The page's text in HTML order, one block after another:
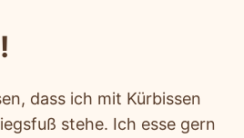
dass ich mit Kürbissen
stehe. Ich esse gern